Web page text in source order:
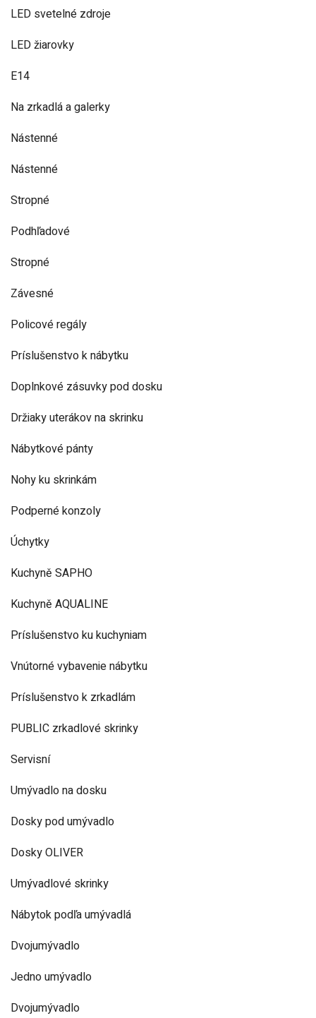
LED svetelné zdroje
LED žiarovky
E14
Na zrkadlá a galerky
Nástenné
Nástenné
Stropné
Podhľadové
Stropné
Závesné
Policové regály
Príslušenstvo k nábytku
Doplnkové zásuvky pod dosku
Držiaky uterákov na skrinku
Nábytkové pánty
Nohy ku skrinkám
Podperné konzoly
Úchytky
Kuchyně SAPHO
Kuchyně AQUALINE
Príslušenstvo ku kuchyniam
Vnútorné vybavenie nábytku
Príslušenstvo k zrkadlám
PUBLIC zrkadlové skrinky
Servisní
Umývadlo na dosku
Dosky pod umývadlo
Dosky OLIVER
Umývadlové skrinky
Nábytok podľa umývadlá
Dvojumývadlo
Jedno umývadlo
Dvojumývadlo